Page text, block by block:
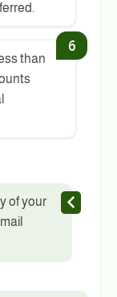
than
of your